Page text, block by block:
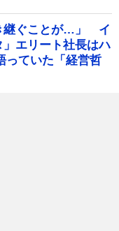
継ぐことが…」 イ
エリート社長はハ
ていた「経営哲